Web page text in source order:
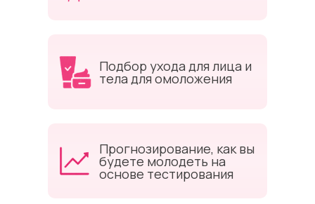
Подбор ухода для лица и
тела для омоложения
Прогнозирование, как вы
будете молодеть на
основе тестирования